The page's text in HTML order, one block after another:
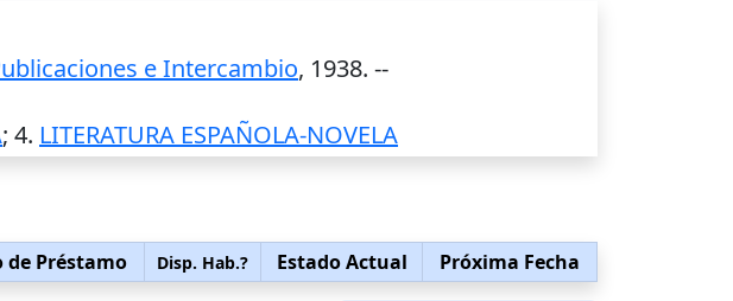
e Intercambio, 1938. --
; 4. LITERATURA ESPAÑOLA-NOVELA
de Préstamo Disp. Hab.? Estado Actual Próxima Fecha